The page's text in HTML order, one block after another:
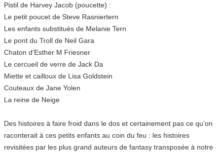
Pistil de Harvey Jacob (poucette) :
Le petit poucet de Steve Rasniertern
Les enfants substitués de Melanie Tern
Le pont du Troll de Neil Gara
Chaton d’Esther M Friesner
Le cercueil de verre de Jack Da
Miette et cailloux de Lisa Goldstein
Couteaux de Jane Yolen
La reine de Neige
Des histoires à faire froid dans le dos et certainement pas ce qu’on
raconterait à ces petits enfants au coin du feu : les histoires
revisitées par les plus grand auteurs de fantasy transposée à notre